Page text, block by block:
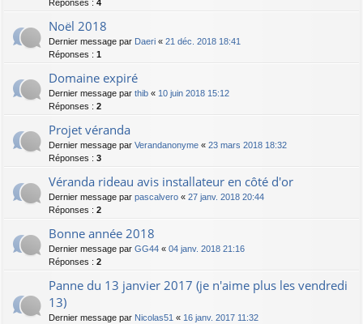
Réponses : 4
Noël 2018
Dernier message par Daeri « 21 déc. 2018 18:41
Réponses : 1
Domaine expiré
Dernier message par thib « 10 juin 2018 15:12
Réponses : 2
Projet véranda
Dernier message par Verandanonyme « 23 mars 2018 18:32
Réponses : 3
Véranda rideau avis installateur en côté d'or
Dernier message par pascalvero « 27 janv. 2018 20:44
Réponses : 2
Bonne année 2018
Dernier message par GG44 « 04 janv. 2018 21:16
Réponses : 2
Panne du 13 janvier 2017 (je n'aime plus les vendredi
13)
Dernier message par Nicolas51 « 16 janv. 2017 11:32